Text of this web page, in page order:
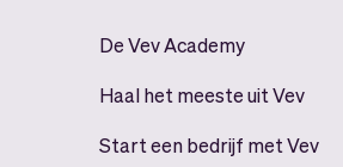
De Vev Academy
Haal het meeste uit Vev
Start een bedrijf met Vev